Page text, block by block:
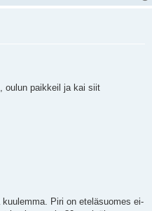
oulun paikkeil ja kai siit
Piri on eteläsuomes ei-